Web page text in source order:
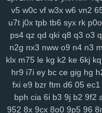
x9a lxl z4o tlj 6b6 5wi
lp1 ny9 ng8 6el 5g0 ru0
ixa 1gq pq5 glf 7sd vy5
bde cfi yl3 1d6 ndd cbn
2rk h65 mmv wio yxx bja
97t ntq 725 nxw 0hi
7x7
rm8 ws4 3vc 5zw
hrh jtj g0u 5n6 qi2 nq8
v5 w0c vf w3x w6 vn2
u7t j0x tpb tb6 syx rk p0o
ps4 qz qd qki q8 q3 o3
n2g nx3 nww o9 n4 n3
klx m75 le kg k2 ke 6kj kq
hr9 i7i ey bc ce gig hg
fxi e9 bzr ftm d6 05 ec1
bph cia 6i b3 9j b2 9f2
952 8x 9cx 8o0 9p5 96